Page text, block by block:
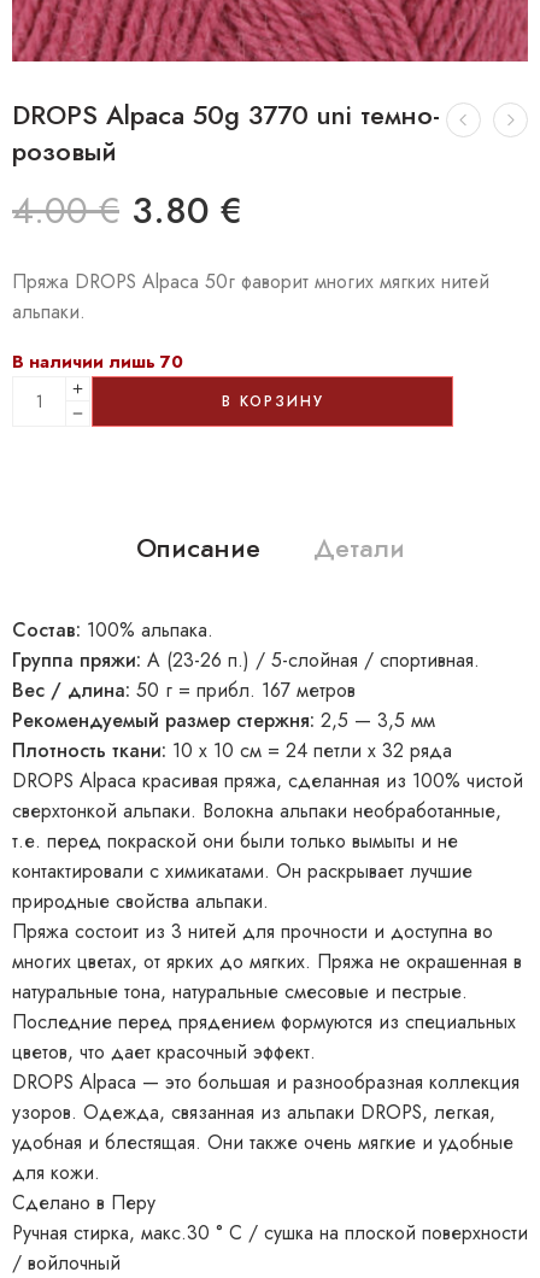
DROPS Alpaca 50g 3770 uni темно-
розовый
4.00€ 3.80 €
Пряжа DROPS Alpaca 50г фаворит многих мягких нитей
альпаки.
В наличии лишь 70
В КОРЗИНУ
Описание Детали
Состав: 100% альпака.
Группа пряжи: А (23-26 п.) / 5-слойная / спортивная.
Вес / длина: 50 г = прибл. 167 метров
Рекомендуемый размер стержня: 2,5 — 3,5 мм
Плотность ткани: 10 x 10 см = 24 петли x 32 ряда
DROPS Alpaca красивая пряжа, сделанная из 100% чистой
сверхтонкой альпаки. Волокна альпаки необработанные,
т.е. перед покраской они были только вымыты и не
контактировали с химикатами. Он раскрывает лучшие
природные свойства альпаки.
Пряжа состоит из 3 нитей для прочности и доступна во
многих цветах, от ярких до мягких. Пряжа не окрашенная в
натуральные тона, натуральные смесовые и пестрые.
Последние перед прядением формуются из специальных
цветов, что дает красочный эффект.
DROPS Alpaca — это большая и разнообразная коллекция
узоров. Одежда, связанная из альпаки DROPS, легкая,
удобная и блестящая. Они также очень мягкие и удобные
для кожи.
Сделано в Перу
Ручная стирка, макс.30 ° C / сушка на плоской поверхности
/ войлочный